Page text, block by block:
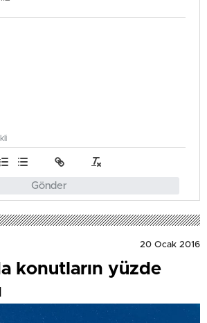
Gönder
20 Ocak 2016
konutların yüzde